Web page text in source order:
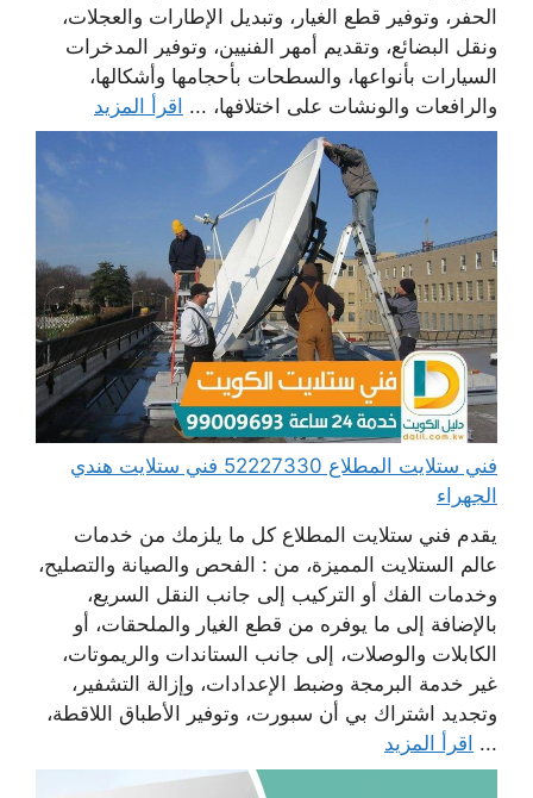
الحفر، وتوفير قطع الغيار، وتبديل الإطارات والعجلات،
ونقل البضائع، وتقديم أمهر الفنيين، وتوفير المدخرات
السيارات بأنواعها، والسطحات بأحجامها وأشكالها،
والرافعات والونشات على اختلافها، ... اقرأ المزيد
فني ستلايت المطلاع 52227330 فني ستلايت هندي
الجهراء
يقدم فني ستلايت المطلاع كل ما يلزمك من خدمات
عالم الستلايت المميزة، من : الفحص والصيانة والتصليح،
وخدمات الفك أو التركيب إلى جانب النقل السريع،
بالإضافة إلى ما يوفره من قطع الغيار والملحقات، أو
الكابلات والوصلات، إلى جانب الستاندات والريموتات،
غير خدمة البرمجة وضبط الإعدادات، وإزالة التشفير،
وتجديد اشتراك بي أن سبورت، وتوفير الأطباق اللاقطة،
... اقرأ المزيد